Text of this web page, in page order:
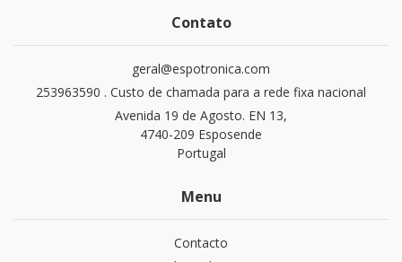
Contato
geral@espotronica.com
253963590 . Custo de chamada para a rede fixa nacional
Avenida 19 de Agosto. EN 13,
4740-209 Esposende
Portugal
Menu
Contacto